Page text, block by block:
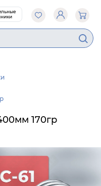
170гр